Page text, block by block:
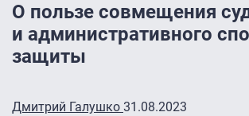
О пользе совмещения
и административного
защиты
Дмитрий Галушко 31.08.2023